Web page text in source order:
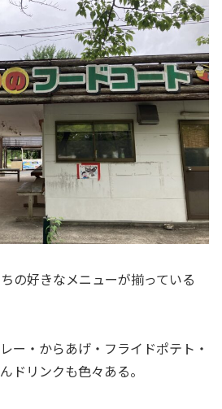
の好きなメニューが揃っている
ー・からあげ・フライドポテト・
ドリンクも色々ある。